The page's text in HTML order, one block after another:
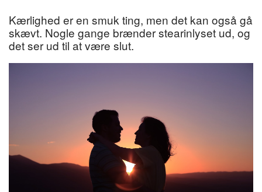
Kærlighed er en smuk ting, men det kan også gå
skævt. Nogle gange brænder stearinlyset ud, og
det ser ud til at være slut.